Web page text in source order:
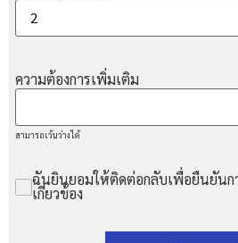
ความต้องการเพิ่มเติม
สามารถเว้นว่างได้
ฉันยินยอมให้ติดต่อกลับเพื่อยืนยันก
เกี่ยวข้อง